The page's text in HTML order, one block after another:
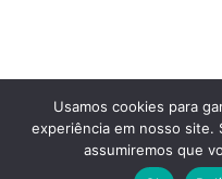
Sobre Nós Fale
Termos de uso
© Explore
Usamos cookies para
experiência em nosso site.
assumiremos que